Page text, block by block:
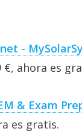
-
€, ahora es
& Exam
es gratis.